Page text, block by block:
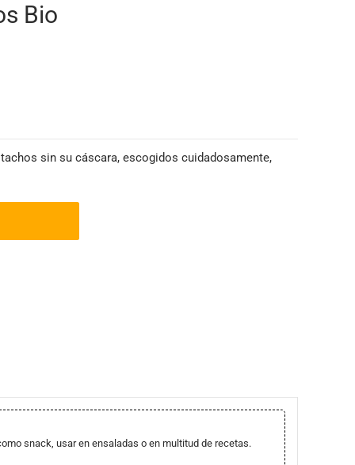
Bio
sin su cáscara, escogidos cuidadosamente,
snack, usar en ensaladas o en multitud de recetas.